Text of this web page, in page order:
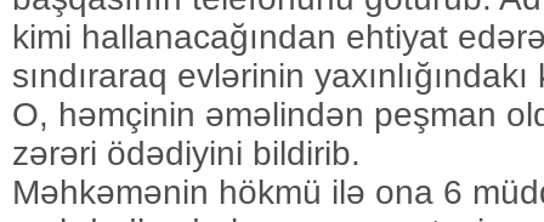
kimi hallanacağından ehtiyat
sındıraraq evlərinin
O, həmçinin əməlindən peşman
zərəri ödədiyini bildirib.
Məhkəmənin hökmü ilə ona 6